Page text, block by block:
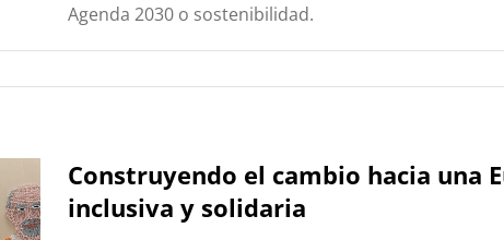
Agenda 2030 o sostenibilidad.
Construyendo el cambio hacia una
inclusiva y solidaria